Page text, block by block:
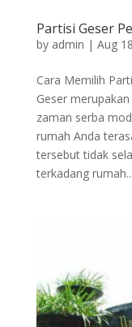
Partisi Geser
by admin | Aug
Cara Memilih
Geser
zaman serba
rumah Anda
tersebut tidak
terkadang rumah...